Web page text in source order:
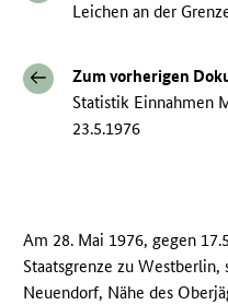
Leichen an der
Zum vorherigen
Statistik Einnahmen
23.5.1976
Am 28. Mai 1976, gegen
Staatsgrenze zu
Neuendorf, Nähe des